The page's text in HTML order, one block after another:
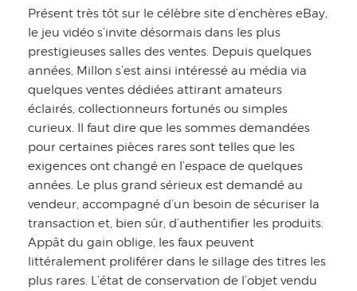
Présent très tôt sur le célèbre site d’enchères eBay,
le jeu vidéo s’invite désormais dans les plus
prestigieuses salles des ventes. Depuis quelques
années, Millon s’est ainsi intéressé au média via
quelques ventes dédiées attirant amateurs
éclairés, collectionneurs fortunés ou simples
curieux. Il faut dire que les sommes demandées
pour certaines pièces rares sont telles que les
exigences ont changé en l’espace de quelques
années. Le plus grand sérieux est demandé au
vendeur, accompagné d’un besoin de sécuriser la
transaction et, bien sûr, d’authentifier les produits.
Appât du gain oblige, les faux peuvent
littéralement proliférer dans le sillage des titres les
plus rares. L’état de conservation de l’objet vendu